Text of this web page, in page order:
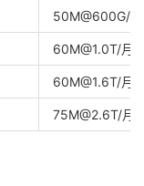
50M@600G/月
60M@1.0T/月
60M@1.6T/月
75M@2.6T/月